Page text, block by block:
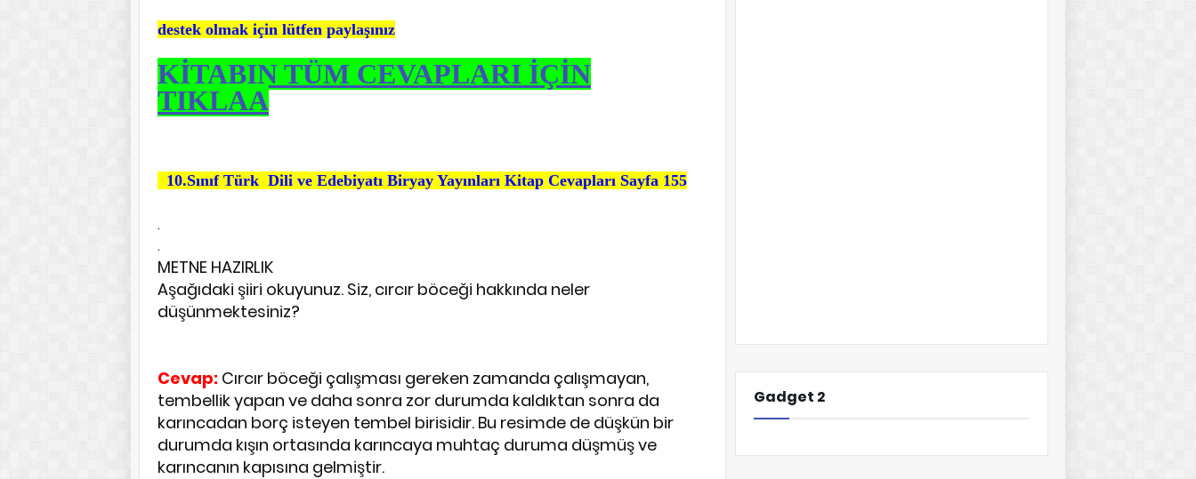
destek olmak için lütfen paylaşınız
KİTABIN TÜM CEVAPLARI İÇİN
TIKLAA
10.Sınıf Türk Dili ve Edebiyatı Biryay Yayınları Kitap Cevapları Sayfa 155
.
.
METNE HAZIRLIK
Aşağıdaki şiiri okuyunuz. Siz, cırcır böceği hakkında neler
düşünmektesiniz?
Cevap: Cırcır böceği çalışması gereken zamanda çalışmayan,
tembellik yapan ve daha sonra zor durumda kaldıktan sonra da
karıncadan borç isteyen tembel birisidir. Bu resimde de düşkün bir
durumda kışın ortasında karıncaya muhtaç duruma düşmüş ve
karıncanın kapısına gelmiştir.
Gadget 2